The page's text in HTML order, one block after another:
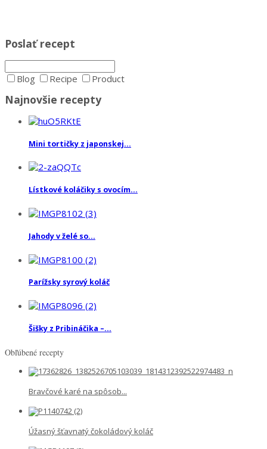
Poslať recept
Blog Recipe Product
Najnovšie recepty
Mini tortičky z japonskej...
Lístkové koláčiky s ovocím...
Jahody v želé so...
Parížsky syrový koláč
Šišky z Pribináčika –...
Obľúbené recepty
Bravčové karé na spôsob...
Úžasný šťavnatý čokoládový koláč